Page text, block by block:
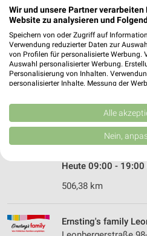
Ernsting's family
Leopoldstraße 14
75172 Pforzheim
Heute 09:00 -
521,98 km
Ernsting's family
Josef-Kunz-Straße 3
76646 Bruchsal
Heute 09:00 - 19:00
506,38 km
Ernsting's family
Wir und unsere Partner
Website zu analysieren und
Speichern von oder Zugriff auf
Verwendung reduzierter Daten zur
von Profilen für personalisierte Werbung.
Auswahl personalisierter Werbung.
Personalisierung von Inhalten.
personalisierter Inhalte. Messung der
Kombinationen von Daten aus
Verbesserung der Angebote.
von Inhalten.
Daten können außerhalb der
USA gesendet werden.
Website/App.
Partnerliste anzeigen (1 IAB-
Speichern von oder Zugriff auf
Alle
Nein,